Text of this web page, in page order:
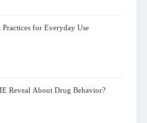
Practices for Everyday Use
Reveal About Drug Behavior?